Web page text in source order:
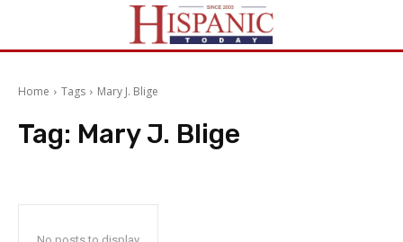
Home Tags Mary J. Blige
Tag: Mary J. Blige